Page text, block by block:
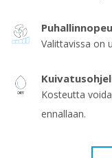
Valittavissa on
Kosteutta
ennallaan.